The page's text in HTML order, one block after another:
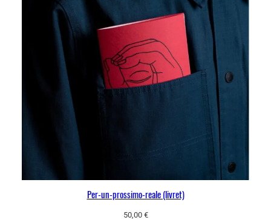
Per-un-prossimo-reale (livret)
50,00 €